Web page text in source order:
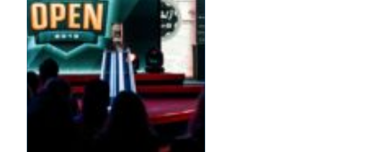
torrbastu arbetar den
mer med fukt än extrem
värme, vilket g&o...